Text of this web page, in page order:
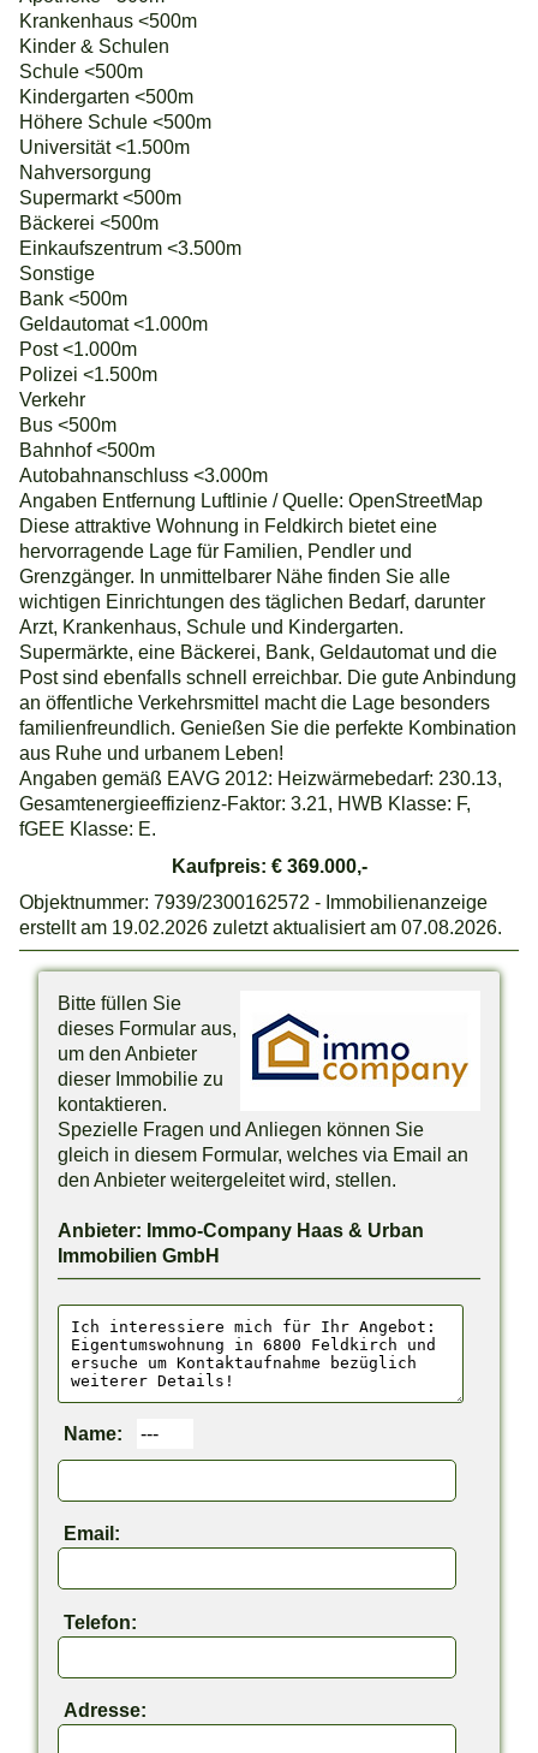
Krankenhaus <500m
Kinder & Schulen
Schule <500m
Kindergarten <500m
Höhere Schule <500m
Universität <1.500m
Nahversorgung
Supermarkt <500m
Bäckerei <500m
Einkaufszentrum <3.500m
Sonstige
Bank <500m
Geldautomat <1.000m
Post <1.000m
Polizei <1.500m
Verkehr
Bus <500m
Bahnhof <500m
Autobahnanschluss <3.000m
Angaben Entfernung Luftlinie / Quelle: OpenStreetMap
Diese attraktive Wohnung in Feldkirch bietet eine
hervorragende Lage für Familien, Pendler und
Grenzgänger. In unmittelbarer Nähe finden Sie alle
wichtigen Einrichtungen des täglichen Bedarf, darunter
Arzt, Krankenhaus, Schule und Kindergarten.
Supermärkte, eine Bäckerei, Bank, Geldautomat und die
Post sind ebenfalls schnell erreichbar. Die gute Anbindung
an öffentliche Verkehrsmittel macht die Lage besonders
familienfreundlich. Genießen Sie die perfekte Kombination
aus Ruhe und urbanem Leben!
Angaben gemäß EAVG 2012: Heizwärmebedarf: 230.13,
Gesamtenergieeffizienz-Faktor: 3.21, HWB Klasse: F,
fGEE Klasse: E.
Kaufpreis: € 369.000,-
Objektnummer: 7939/2300162572 - Immobilienanzeige
erstellt am 19.02.2026 zuletzt aktualisiert am 07.08.2026.
Bitte füllen Sie
dieses Formular aus,
um den Anbieter
dieser Immobilie zu
kontaktieren.
Spezielle Fragen und Anliegen können Sie
gleich in diesem Formular, welches via Email an
den Anbieter weitergeleitet wird, stellen.
Anbieter: Immo-Company Haas & Urban
Immobilien GmbH
Name:
Email:
Telefon:
Adresse: